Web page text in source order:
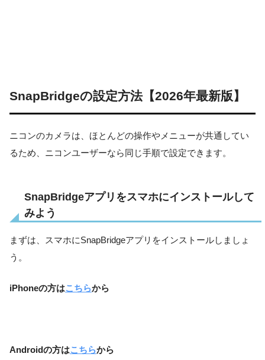
SnapBridgeの設定方法【2026年最新版】
ニコンのカメラは、ほとんどの操作やメニューが共通してい
るため、ニコンユーザーなら同じ手順で設定できます。
SnapBridgeアプリをスマホにインストールして
みよう
まずは、スマホにSnapBridgeアプリをインストールしましょ
う。
iPhoneの方はこちらから
Androidの方はこちらから